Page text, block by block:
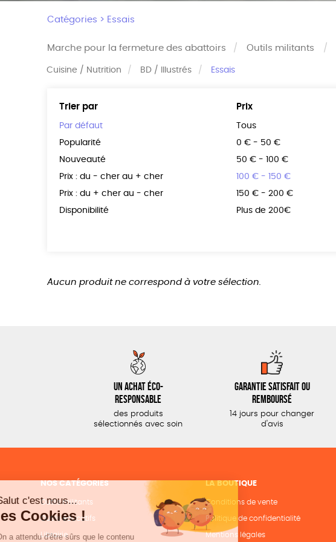
Catégories > Essais
Marche pour la fermeture des abattoirs Outils militants
Cuisine / Nutrition BD / Illustrés Essais
Trier par
Par défaut
Popularité
Nouveauté
Prix : du - cher au + cher
Prix : du + cher au - cher
Disponibilité
Prix
Tous
0 € - 50 €
50 € - 100 €
100 € - 150 €
150 € - 200 €
Plus de 200€
Aucun produit ne correspond à votre sélection.
Un achat éco-
responsable
des produits
sélectionnés avec soin
Garantie satisfait ou
remboursé
14 jours pour changer
d'avis
NOS CATÉGORIES
Outils militants
Outils éducatifs
Librairie
LA BOUTIQUE
Conditions de vente
Politique de confidentialité
Mentions légales